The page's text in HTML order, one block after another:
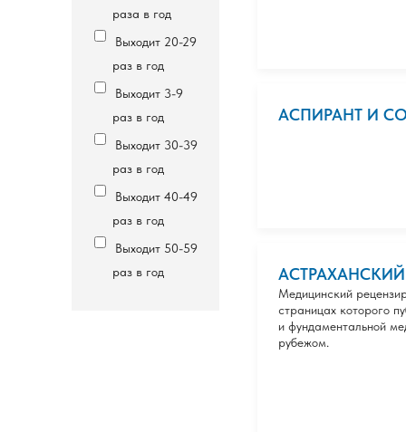
раза в год
Выходит 20-29
раз в год
Выходит 3-9
раз в год
Выходит 30-39
раз в год
Выходит 40-49
раз в год
Выходит 50-59
раз в год
АСПИРАНТ И
Медицинский
страницах которого
и фундаментальной
рубежом.